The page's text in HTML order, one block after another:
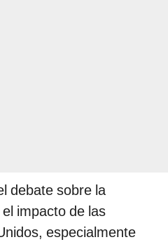
debate sobre la
impacto de las
especialmente